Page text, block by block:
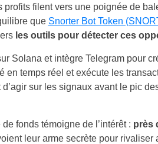
profits filent vers une poignée de
que Snorter Bot Token
les outils pour détecter ces
Solana et intègre Telegram pour
en temps réel et exécute les
sur les signaux avant le pic
fonds témoigne de l’intérêt : près
leur arme secrète pour